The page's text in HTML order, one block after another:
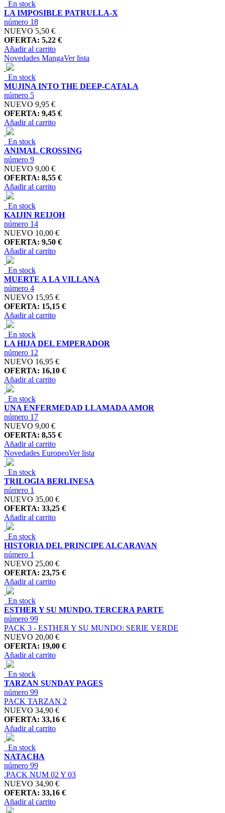
En stock
LA IMPOSIBLE PATRULLA-X
número 18
NUEVO 5,50 €
OFERTA: 5,22 €
Añadir al carrito
Novedades MangaVer lista
En stock
MUJINA INTO THE DEEP-CATALA
número 5
NUEVO 9,95 €
OFERTA: 9,45 €
Añadir al carrito
En stock
ANIMAL CROSSING
número 9
NUEVO 9,00 €
OFERTA: 8,55 €
Añadir al carrito
En stock
KAIJIN REIJOH
número 14
NUEVO 10,00 €
OFERTA: 9,50 €
Añadir al carrito
En stock
MUERTE A LA VILLANA
número 4
NUEVO 15,95 €
OFERTA: 15,15 €
Añadir al carrito
En stock
LA HIJA DEL EMPERADOR
número 12
NUEVO 16,95 €
OFERTA: 16,10 €
Añadir al carrito
En stock
UNA ENFERMEDAD LLAMADA AMOR
número 17
NUEVO 9,00 €
OFERTA: 8,55 €
Añadir al carrito
Novedades EuropeoVer lista
En stock
TRILOGIA BERLINESA
número 1
NUEVO 35,00 €
OFERTA: 33,25 €
Añadir al carrito
En stock
HISTORIA DEL PRINCIPE ALCARAVAN
número 1
NUEVO 25,00 €
OFERTA: 23,75 €
Añadir al carrito
En stock
ESTHER Y SU MUNDO. TERCERA PARTE
número 99
PACK 3 - ESTHER Y SU MUNDO: SERIE VERDE
NUEVO 20,00 €
OFERTA: 19,00 €
Añadir al carrito
En stock
TARZAN SUNDAY PAGES
número 99
PACK TARZAN 2
NUEVO 34,90 €
OFERTA: 33,16 €
Añadir al carrito
En stock
NATACHA
número 99
.PACK NUM 02 Y 03
NUEVO 34,90 €
OFERTA: 33,16 €
Añadir al carrito